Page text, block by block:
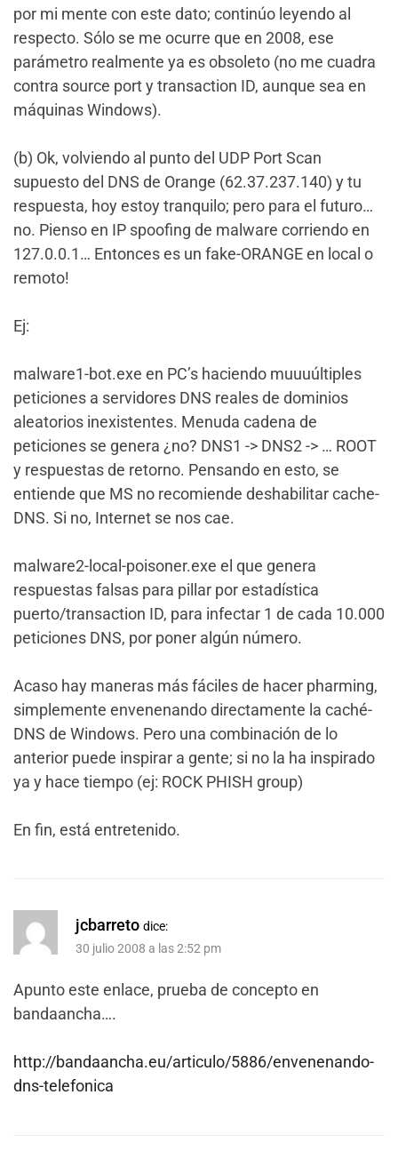
por mi mente con este dato; continúo leyendo al
respecto. Sólo se me ocurre que en 2008, ese
parámetro realmente ya es obsoleto (no me cuadra
contra source port y transaction ID, aunque sea en
máquinas Windows).
(b) Ok, volviendo al punto del UDP Port Scan
supuesto del DNS de Orange (62.37.237.140) y tu
respuesta, hoy estoy tranquilo; pero para el futuro…
no. Pienso en IP spoofing de malware corriendo en
127.0.0.1… Entonces es un fake-ORANGE en local o
remoto!
Ej:
malware1-bot.exe en PC’s haciendo muuuúltiples
peticiones a servidores DNS reales de dominios
aleatorios inexistentes. Menuda cadena de
peticiones se genera ¿no? DNS1 -> DNS2 -> … ROOT
y respuestas de retorno. Pensando en esto, se
entiende que MS no recomiende deshabilitar cache-
DNS. Si no, Internet se nos cae.
malware2-local-poisoner.exe el que genera
respuestas falsas para pillar por estadística
puerto/transaction ID, para infectar 1 de cada 10.000
peticiones DNS, por poner algún número.
Acaso hay maneras más fáciles de hacer pharming,
simplemente envenenando directamente la caché-
DNS de Windows. Pero una combinación de lo
anterior puede inspirar a gente; si no la ha inspirado
ya y hace tiempo (ej: ROCK PHISH group)
En fin, está entretenido.
jcbarreto dice:
30 julio 2008 a las 2:52 pm
Apunto este enlace, prueba de concepto en
bandaancha….
http://bandaancha.eu/articulo/5886/envenenando-
dns-telefonica